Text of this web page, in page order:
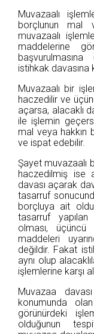
Muvazaalı
borçlunun mal
muvazaalı
maddelerine
istihkak davasına
Muvazaalı bir
haczedilir ve
açarsa, alacaklı
ile işlemin
mal veya hakkın
ve ispat edebilir.
Şayet muvazaalı
haczedilmiş ise
davası açarak
tasarruf
borçluya ait
tasarruf yapılan
olması,
maddeleri
değildir. Fakat
aynı olup
işlemlerine karşı
Muvazaa
konumunda
görünürdeki
olduğunun